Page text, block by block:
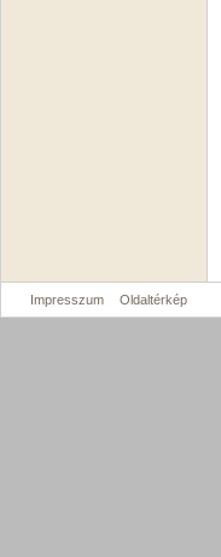
Impresszum Oldaltérkép